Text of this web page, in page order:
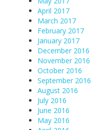
April 2017
March 2017
February 2017
January 2017
December 2016
November 2016
October 2016
September 2016
August 2016
July 2016
June 2016
May 2016